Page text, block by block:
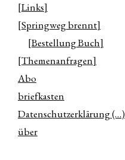
[Links]
[Springweg brennt]
[Bestellung Buch]
[Themenanfragen]
Abo
briefkasten
Datenschutzerklärung (…)
über